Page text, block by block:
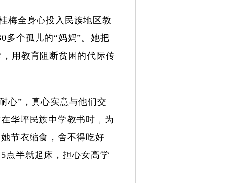
梅全身心投入民族地区教
多个孤儿的“妈妈”。她把
用教育阻断贫困的代际传
耐心”，真心实意与他们交
华坪民族中学教书时，为
节衣缩食，舍不得吃好
5点半就起床，担心女高学